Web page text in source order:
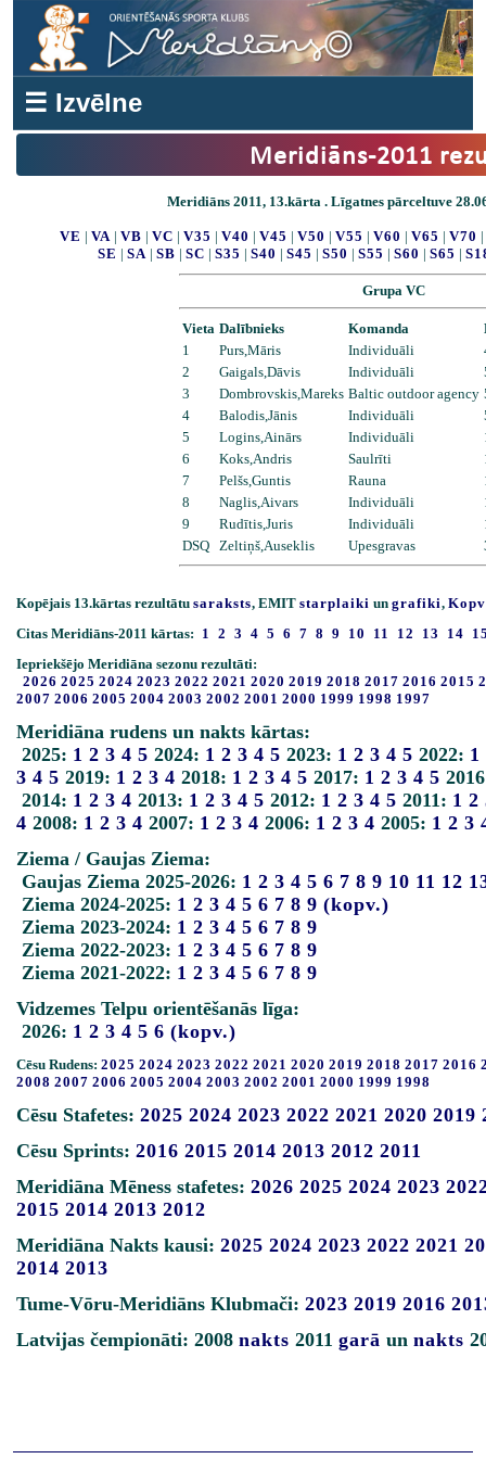
☰ Izvēlne
Meridiāns-2011
Meridiāns 2011, 13.kārta . Līgatnes pārceltuve
VE | VA | VB | VC | V35 | V40 | V45 | V50 | V55 | V60 | V65 | V70 |
SE | SA| SB | SC | S35 | S40 | S45 | S50 | S55 | S60 | S65 |
Grupa VC
Vieta Dalībnieks Komanda
1
Purs,Māris Individuāli
2
Gaigals,Dāvis Individuāli
3
Dombrovskis,Mareks Baltic outdoor agency
4
Balodis,Jānis Individuāli
5
Logins,Ainārs Individuāli
6
Koks,Andris Saulrīti
7
Pelšs,Guntis Rauna
8
Naglis,Aivars Individuāli
9
Rudītis,Juris Individuāli
DSQ
Zeltiņš,Auseklis Upesgravas
Kopējais 13.kārtas rezultātu saraksts, EMIT starplaiki un grafiki,
Citas Meridiāns-2011 kārtas: 1 2 3 4 5 6 7 8 9 10 11 12 13 14
Iepriekšējo Meridiāna sezonu rezultāti:
2026 2025 2024 2023 2022 2021 2020 2019 2018 2017 2016 2015
2007 2006 2005 2004 2003 2002 2001 2000 1999 1998 1997
Meridiāna rudens un nakts kārtas:
2025: 1 2 3 4 5 2024: 1 2 3 4 5 2023: 1 2 3 4 5 2022: 1
3 4 5 2019: 1 2 3 4 2018: 1 2 3 4 5 2017: 1 2 3 4 5
2014: 1 2 3 4 2013: 1 2 3 4 5 2012: 1 2 3 4 5 2011: 1 2
4 2008: 1 2 3 4 2007: 1 2 3 4 2006: 1 2 3 4 2005: 1 2 3
Ziema / Gaujas Ziema:
Gaujas Ziema 2025-2026: 1 2 3 4 5 6 7 8 9 10 11 12
Ziema 2024-2025: 1 2 3 4 5 6 7 8 9 (kopv.)
Ziema 2023-2024: 1 2 3 4 5 6 7 8 9
Ziema 2022-2023: 1 2 3 4 5 6 7 8 9
Ziema 2021-2022: 1 2 3 4 5 6 7 8 9
Vidzemes Telpu orientēšanās līga:
2026: 1 2 3 4 5 6 (kopv.)
Cēsu Rudens: 2025 2024 2023 2022 2021 2020 2019 2018 2017 2016
2008 2007 2006 2005 2004 2003 2002 2001 2000 1999 1998
Cēsu Stafetes: 2025 2024 2023 2022 2021 2020 2019
Cēsu Sprints: 2016 2015 2014 2013 2012 2011
Meridiāna Mēness stafetes: 2026 2025 2024 2023
2015 2014 2013 2012
Meridiāna Nakts kausi: 2025 2024 2023 2022 2021
2014 2013
Tume-Vōru-Meridiāns Klubmači: 2023 2019 2016
Latvijas čempionāti: 2008 nakts 2011 garā un nakts